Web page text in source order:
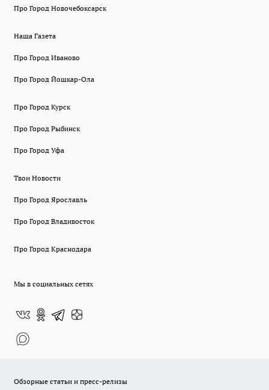
Про Город Новочебоксарск
Наша Газета
Про Город Иваново
Про Город Йошкар-Ола
Про Город Курск
Про Город Рыбинск
Про Город Уфа
Твои Новости
Про Город Ярославль
Про Город Владивосток
Про Город Краснодара
Мы в социальных сетях
Обзорные статьи и пресс-релизы